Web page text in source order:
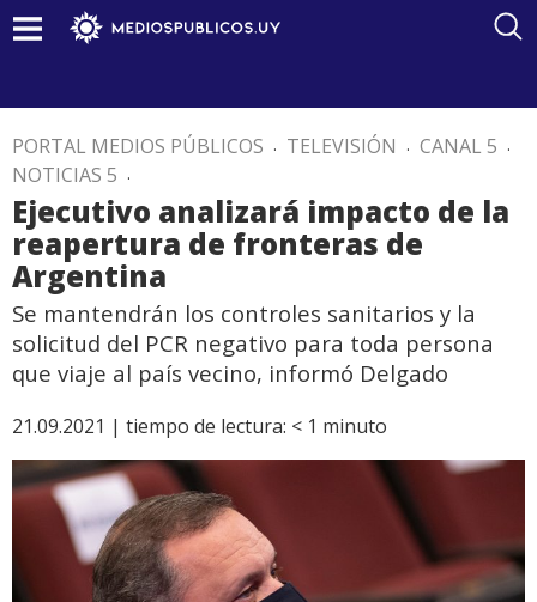
PORTAL MEDIOS PÚBLICOS . TELEVISIÓN . CANAL 5 .
NOTICIAS 5 .
Ejecutivo analizará impacto de la
reapertura de fronteras de
Argentina
Se mantendrán los controles sanitarios y la
solicitud del PCR negativo para toda persona
que viaje al país vecino, informó Delgado
21.09.2021 | tiempo de lectura: < 1 minuto